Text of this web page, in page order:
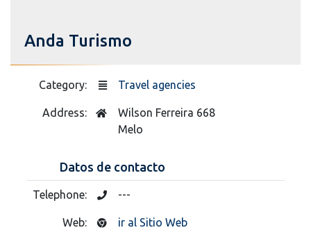
Anda Turismo
Category: Travel agencies
Address:
Wilson Ferreira 668
Melo
Datos de contacto
Telephone: ---
Web: ir al Sitio Web